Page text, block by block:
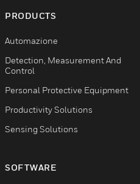
PRODUCTS
Automazione
Detection, Measurement And
Control
Personal Protective Equipment
Productivity Solutions
Sensing Solutions
SOFTWARE